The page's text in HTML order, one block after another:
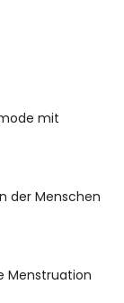
mit
der Menschen
Menstruation